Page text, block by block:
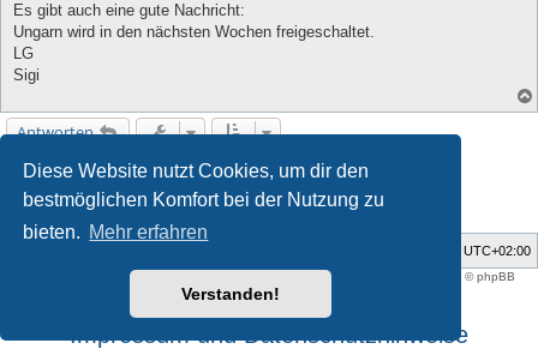
Diese Website nutzt Cookies, um dir den
bestmöglichen Komfort bei der Nutzung zu
bieten. Mehr erfahren
Verstanden!
Es gibt auch eine gute Nachricht:
Ungarn wird in den nächsten Wochen freigeschaltet.
LG
Sigi
Antworten
120 Beiträge Vorherige
1 2 3 4
UTC+02:00
support forum tricolor phpBB
® Forum Software © phpBB
Limited
Deutsche Übersetzung durch
Impressum und Datenschutzhinweise